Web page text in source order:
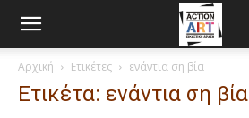
Αρχική Ετικέτες ενάντια ση βία
Ετικέτα: ενάντια ση βία